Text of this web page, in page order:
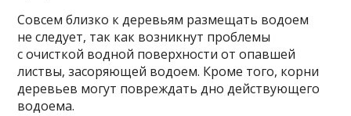
Совсем близко к деревьям размещать водоем
не следует, так как возникнут проблемы
с очисткой водной поверхности от опавшей
листвы, засоряющей водоем. Кроме того, корни
деревьев могут повреждать дно действующего
водоема.